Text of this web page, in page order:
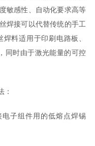
敏感性、自动化要求高等
焊接可以代替传统的手工
料适用于印刷电路板、
同时由于激光能量的可控
子组件用的低熔点焊锡